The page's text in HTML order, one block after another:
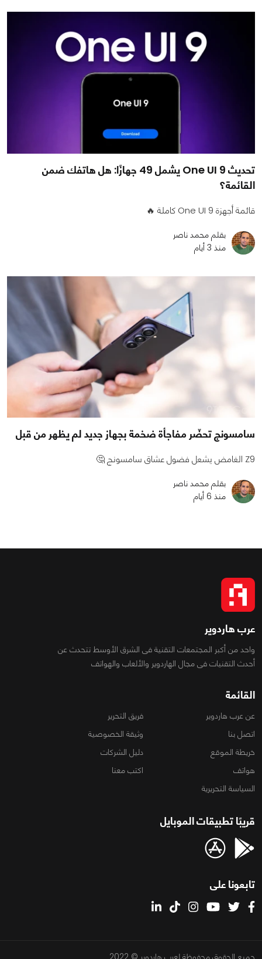
تحديث One UI 9 يشمل 49 جهازًا: هل هاتفك ضمن
القائمة؟
قائمة أجهزة One UI 9 كاملة 🔥
بقلم محمد ناصر
منذ 3 أيام
سامسونج تحضّر مفاجأة ضخمة بجهاز جديد لم يظهر من قبل
Z9 الغامض يشعل فضول عشاق سامسونج 🤔
بقلم محمد ناصر
منذ 6 أيام
عرب هاردوير
واحد من أكبر المجتمعات التقنية فى الشرق الأوسط تتحدث عن
أحدث التقنيات فى مجال الهاردوير والألعاب والهواتف
القائمة
عن عرب هاردوير
فريق التحرير
اتصل بنا
وثيقة الخصوصية
خريطة الموقع
دليل الشركات
هواتف
اكتب معنا
السياسة التحريرية
قريبًا تطبيقات الموبايل
تابعونا على